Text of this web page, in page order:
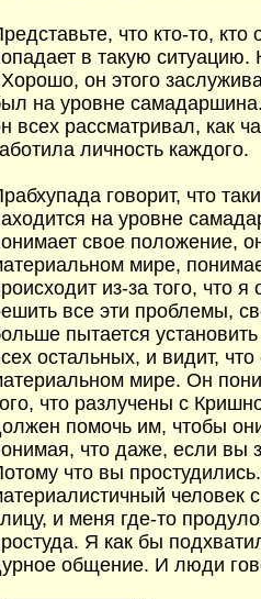
что кто-то,
в такую ситуацию.
он этого
на уровне
всех рассматривал, как
личность каждого.
говорит, что
на уровне
свое положение,
мире,
из-за того, что
все эти проблемы,
пытается
остальных, и видит,
мире. Он
что разлучены с
помочь им, чтобы
что даже, если вы
что вы
человек
и меня где-то
Я как бы
общение. И люди